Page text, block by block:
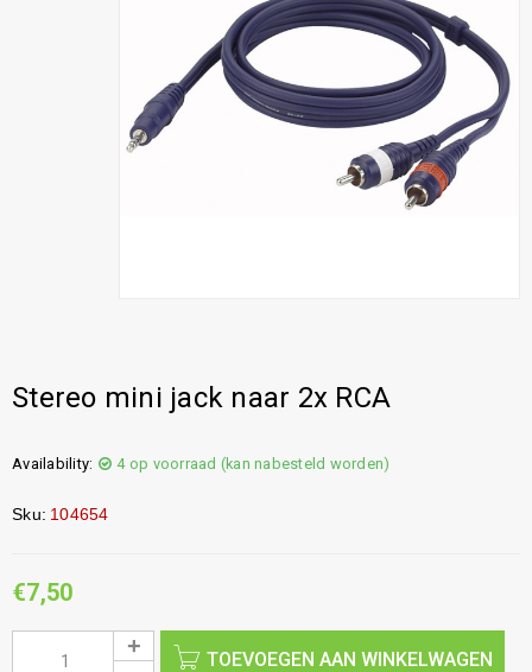
Stereo mini jack naar 2x RCA
Availability: 4 op voorraad (kan nabesteld worden)
Sku: 104654
€7,50
TOEVOEGEN AAN WINKELWAGEN